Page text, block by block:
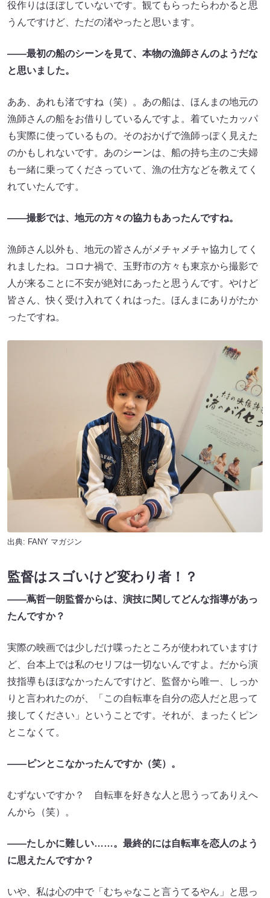
役作りはほぼしていないです。観てもらったらわかると思
うんですけど、ただの渚やったと思います。
——最初の船のシーンを見て、本物の漁師さんのようだな
と思いました。
ああ、あれも渚ですね（笑）。あの船は、ほんまの地元の
漁師さんの船をお借りしているんですよ。着ていたカッパ
も実際に使っているもの。そのおかげで漁師っぽく見えた
のかもしれないです。あのシーンは、船の持ち主のご夫婦
も一緒に乗ってくださっていて、漁の仕方などを教えてく
れていたんです。
——撮影では、地元の方々の協力もあったんですね。
漁師さん以外も、地元の皆さんがメチャメチャ協力してく
れましたね。コロナ禍で、玉野市の方々も東京から撮影で
人が来ることに不安が絶対にあったと思うんです。やけど
皆さん、快く受け入れてくれはった。ほんまにありがたか
ったですね。
出典: FANY マガジン
監督はスゴいけど変わり者！？
——蔦哲一朗監督からは、演技に関してどんな指導があっ
たんですか？
実際の映画では少しだけ喋ったところが使われていますけ
ど、台本上では私のセリフは一切ないんですよ。だから演
技指導もほぼなかったんですけど、監督から唯一、しっか
りと言われたのが、「この自転車を自分の恋人だと思って
接してください」ということです。それが、まったくピン
とこなくて。
——ピンとこなかったんですか（笑）。
むずないですか？ 自転車を好きな人と思うってありえへ
んから（笑）。
——たしかに難しい……。最終的には自転車を恋人のよう
に思えたんですか？
いや、私は心の中で「むちゃなこと言うてるやん」と思っ